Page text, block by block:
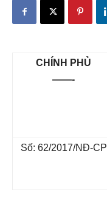
CHÍNH PHỦ
——-
Số: 62/2017/NĐ-CP